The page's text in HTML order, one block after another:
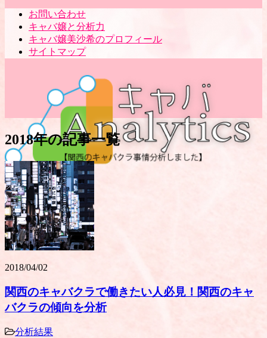
お問い合わせ
キャバ嬢と分析力
キャバ嬢美沙希のプロフィール
サイトマップ
2018年の記事一覧
2018/04/02
関西のキャバクラで働きたい人必見！関西のキャ
バクラの傾向を分析
分析結果